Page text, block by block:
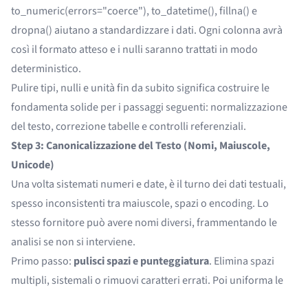
to_numeric(errors="coerce"), to_datetime(), fillna() e
dropna() aiutano a standardizzare i dati. Ogni colonna avrà
così il formato atteso e i nulli saranno trattati in modo
deterministico.
Pulire tipi, nulli e unità fin da subito significa costruire le
fondamenta solide per i passaggi seguenti: normalizzazione
del testo, correzione tabelle e controlli referenziali.
Step 3: Canonicalizzazione del Testo (Nomi, Maiuscole,
Unicode)
Una volta sistemati numeri e date, è il turno dei dati testuali,
spesso inconsistenti tra maiuscole, spazi o encoding. Lo
stesso fornitore può avere nomi diversi, frammentando le
analisi se non si interviene.
Primo passo: pulisci spazi e punteggiatura. Elimina spazi
multipli, sistemali o rimuovi caratteri errati. Poi uniforma le